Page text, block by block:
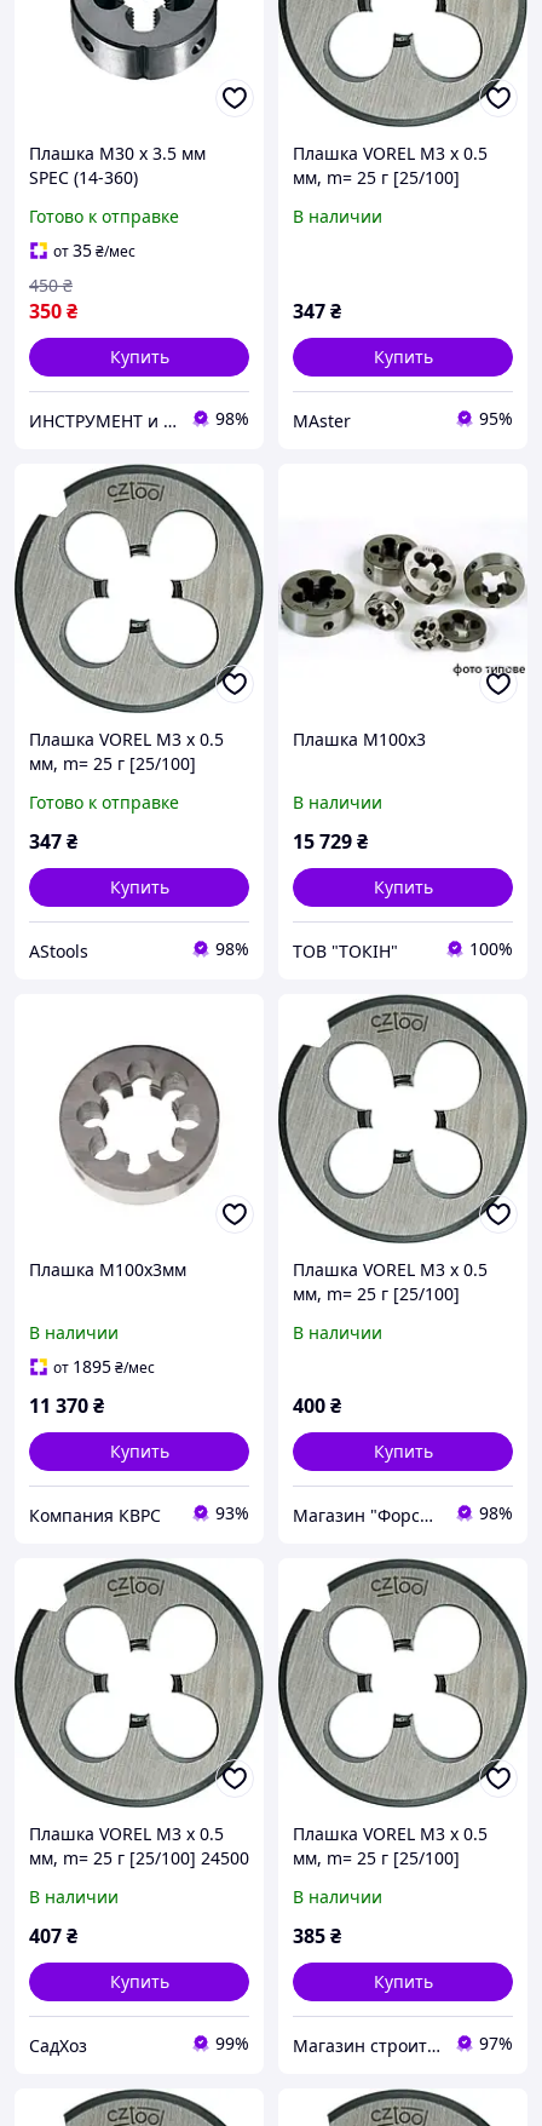
Плашка М30 х 3.5 мм
SPEC (14-360)
Готово к отправке
от35₴/мес
350₴
450 ₴
Купить
ИНСТРУМЕНТ и МЕТИЗЫ 98%
Плашка VOREL М3 х 0.5
мм, m= 25 г [25/100]
В наличии
347₴
Купить
MAster 95%
Плашка VOREL М3 х 0.5
мм, m= 25 г [25/100]
Готово к отправке
347₴
Купить
AStools 98%
Плашка М100х3
В наличии
15 729₴
Купить
ТОВ "ТОКІН" 100%
Плашка М100х3мм
В наличии
от 1895₴/мес
11 370₴
Купить
Компания КВРС 93%
Плашка VOREL М3 х 0.5
мм, m= 25 г [25/100]
В наличии
400₴
Купить
Магазин "Форсаж" 98%
Плашка VOREL М3 х 0.5
мм, m= 25 г [25/100] 24500
В наличии
407₴
Купить
СадХоз 99%
Плашка VOREL М3 х 0.5
мм, m= 25 г [25/100]
В наличии
385₴
Купить
Магазин строительных материалов "СТРОИМ ВМЕСТЕ" 97%